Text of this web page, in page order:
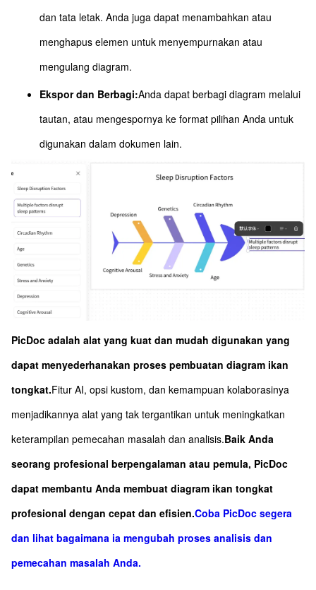
dan tata letak. Anda juga dapat menambahkan atau
menghapus elemen untuk menyempurnakan atau
mengulang diagram.
Ekspor dan Berbagi:Anda dapat berbagi diagram melalui
tautan, atau mengespornya ke format pilihan Anda untuk
digunakan dalam dokumen lain.
PicDoc adalah alat yang kuat dan mudah digunakan yang
dapat menyederhanakan proses pembuatan diagram ikan
tongkat.Fitur AI, opsi kustom, dan kemampuan kolaborasinya
menjadikannya alat yang tak tergantikan untuk meningkatkan
keterampilan pemecahan masalah dan analisis.Baik Anda
seorang profesional berpengalaman atau pemula, PicDoc
dapat membantu Anda membuat diagram ikan tongkat
profesional dengan cepat dan efisien.Coba PicDoc segera
dan lihat bagaimana ia mengubah proses analisis dan
pemecahan masalah Anda.